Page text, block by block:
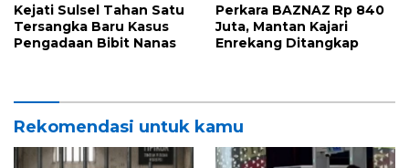
Kejati Sulsel Tahan Satu
Tersangka Baru Kasus
Pengadaan Bibit Nanas
Perkara BAZNAZ Rp 840
Juta, Mantan Kajari
Enrekang Ditangkap
Rekomendasi untuk kamu